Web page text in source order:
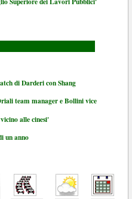
di Darderi con Shang
team manager e Bollini vice
alle cinesi'
un anno